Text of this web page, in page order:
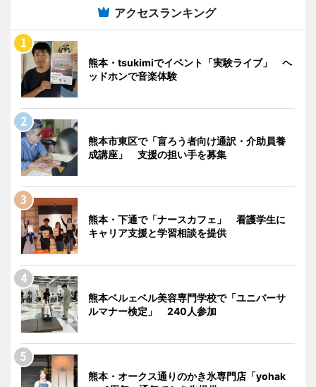
アクセスランキング
熊本・tsukimiでイベント「実験ライブ」 ヘ
ッドホンで音楽体験
熊本市東区で「盲ろう者向け通訳・介助員養
成講座」 支援の担い手を募集
熊本・下通で「ナースカフェ」 看護学生に
キャリア支援と学習相談を提供
熊本ベルェベル美容専門学校で「ユニバーサ
ルマナー検定」 240人参加
熊本・オークス通りのかき氷専門店「yohak